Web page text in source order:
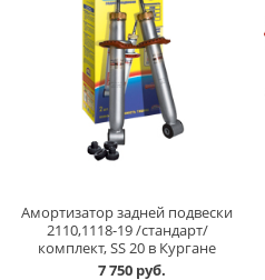
Амортизатор задней подвески
2110,1118-19 /стандарт/
комплект, SS 20 в Кургане
7 750 руб.